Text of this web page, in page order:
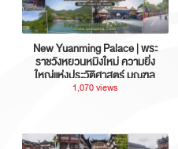
New Yuanming Palace | พระ
ราชวังหยวนหมิงใหม่ ความยิ่ง
ใหญ่แห่งประวัติศาสตร์ มณฑล
กวางตุ้ง ประเทศจีน
1,070 views